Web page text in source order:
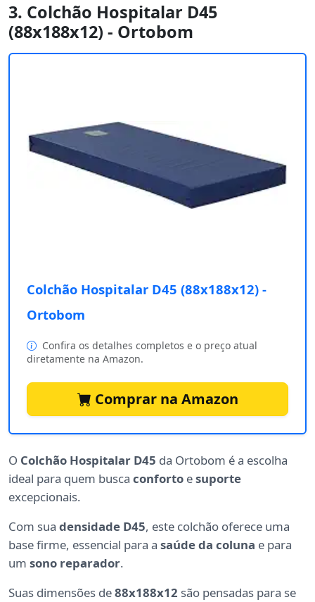
3. Colchão Hospitalar D45
(88x188x12) - Ortobom
Colchão Hospitalar D45 (88x188x12) -
Ortobom
Confira os detalhes completos e o preço atual
diretamente na Amazon.
Comprar na Amazon
O Colchão Hospitalar D45 da Ortobom é a escolha
ideal para quem busca conforto esuporte
excepcionais.
Com sua densidade D45, este colchão oferece uma
base firme, essencial para a saúde da coluna e para
um sono reparador.
Suas dimensões de88x188x12 são pensadas para se